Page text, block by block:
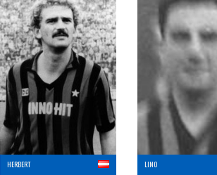
HERBERT LINO